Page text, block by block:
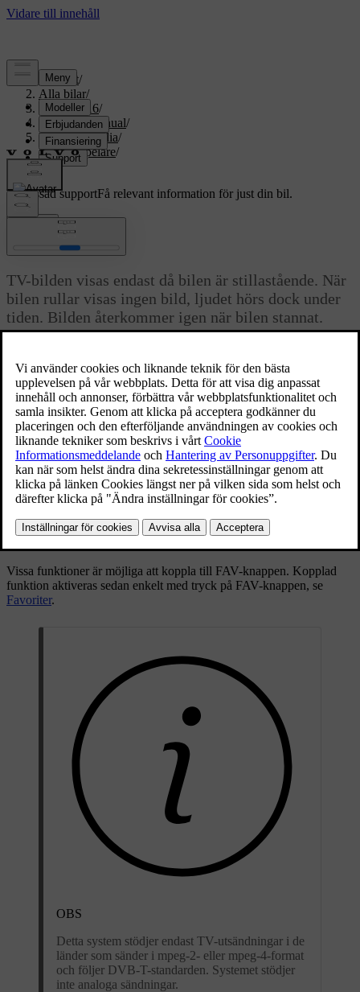
Support/
Alla bilar/
XC70 2016/
Användarmanual/
Ljud och media/
Mediaspelare/
TV
Anpassad supportFå relevant information för just din bil.
TV-bilden visas endast då bilen är stillastående. När
bilen rullar visas ingen bild, ljudet hörs dock under
tiden. Bilden återkommer igen när bilen stannat.
TV-funktioner, reglageöversikt.
För grundläggande information om uppspelning och navigering, läs
omhur systemet hanteras och menyhantering. Nedan finns en
utförligare beskrivning.
Vissa funktioner är möjliga att koppla till FAV-knappen. Kopplad
funktion aktiveras sedan enkelt med tryck på FAV-knappen, se
Favoriter.
OBS
Detta system stödjer endast TV-utsändningar i de
länder som sänder i mpeg-2- eller mpeg-4-format
och följer DVB-T-standarden. Systemet stödjer
inte analoga sändningar.